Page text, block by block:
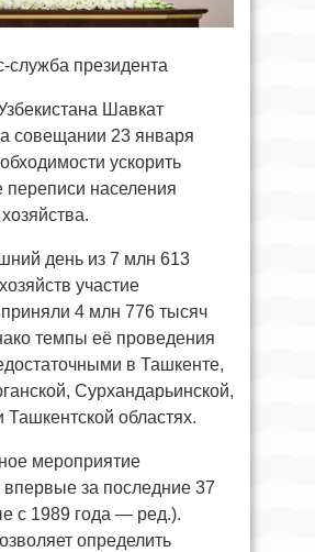
служба президента
Шавкат
совещании 23 января
ускорить
переписи населения
день из 7 млн 613
участие
4 млн 776 тысяч
темпы её проведения
в Ташкенте,
Сурхандарьинской,
Ташкентской областях.
мероприятие
впервые за последние 37
с 1989 года — ред.).
определить